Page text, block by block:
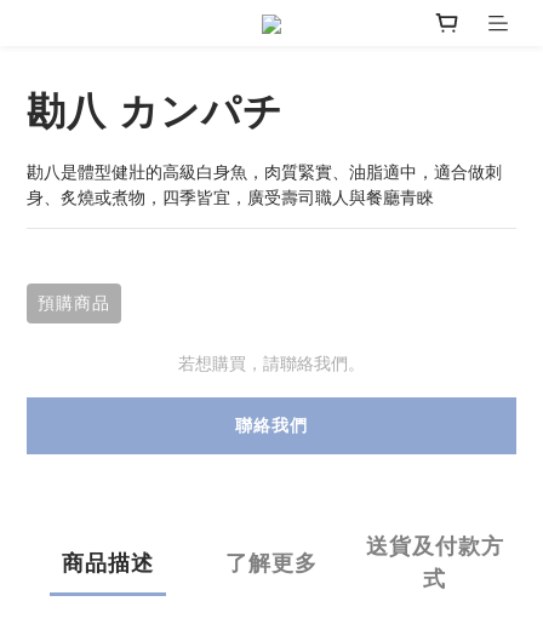
勘八 カンパチ
勘八是體型健壯的高級白身魚，肉質緊實、油脂適中，適合做刺
身、炙燒或煮物，四季皆宜，廣受壽司職人與餐廳青睞
預購商品
若想購買，請聯絡我們。
聯絡我們
商品描述 了解更多
送貨及付款方
式